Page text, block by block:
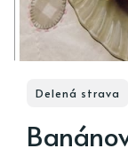
Delená strava